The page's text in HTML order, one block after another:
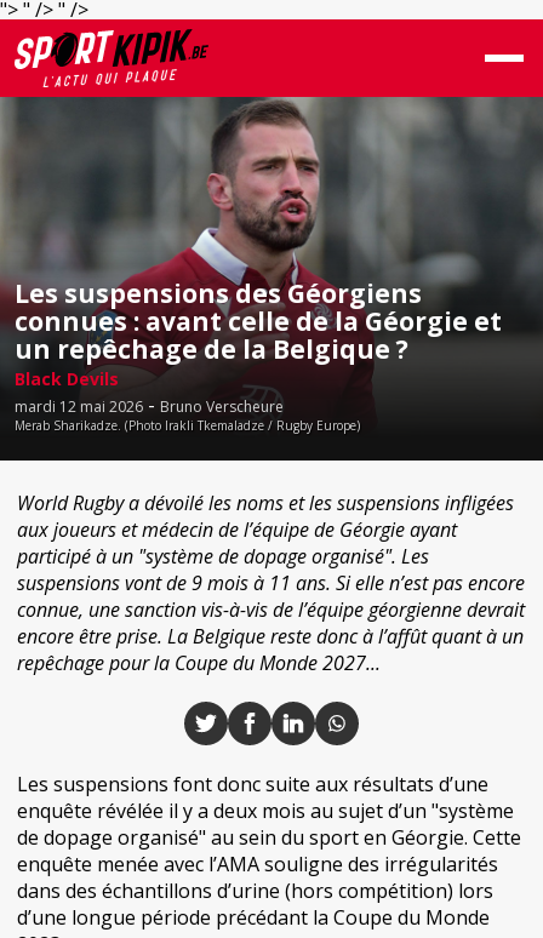
">" />" />
Les suspensions des Géorgiens
connues : avant celle de la Géorgie et
un repêchage de la Belgique ?
Black Devils
mardi 12 mai 2026 - Bruno Verscheure
Merab Sharikadze. (Photo Irakli Tkemaladze / Rugby Europe)
World Rugby a dévoilé les noms et les suspensions infligées
aux joueurs et médecin de l’équipe de Géorgie ayant
participé à un "système de dopage organisé". Les
suspensions vont de 9 mois à 11 ans. Si elle n’est pas encore
connue, une sanction vis-à-vis de l’équipe géorgienne devrait
encore être prise. La Belgique reste donc à l’affût quant à un
repêchage pour la Coupe du Monde 2027...
Les suspensions font donc suite aux résultats d’une
enquête révélée il y a deux mois au sujet d’un "système
de dopage organisé" au sein du sport en Géorgie. Cette
enquête menée avec l’AMA souligne des irrégularités
dans des échantillons d’urine (hors compétition) lors
d’une longue période précédant la Coupe du Monde